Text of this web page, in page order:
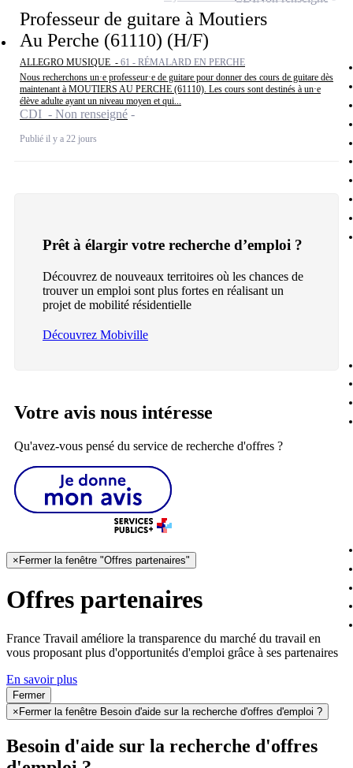
Professeur de guitare à Moutiers
Au Perche (61110) (H/F)
ALLEGRO MUSIQUE - 61 - RÉMALARD EN PERCHE
Nous recherchons un·e professeur·e de guitare pour donner des cours de guitare dès
maintenant à MOUTIERS AU PERCHE (61110). Les cours sont destinés à un·e
élève adulte ayant un niveau moyen et qui...
CDI - Non renseigné
Publié il y a 22 jours
Prêt à élargir votre recherche d’emploi ?
Découvrez de nouveaux territoires où les chances de
trouver un emploi sont plus fortes en réalisant un
projet de mobilité résidentielle
Découvrez Mobiville
Votre avis nous intéresse
Qu'avez-vous pensé du service de recherche d'offres ?
× Fermer la fenêtre "Offres partenaires"
Offres partenaires
France Travail améliore la transparence du marché du travail en
vous proposant plus d'opportunités d'emploi grâce à ses partenaires
En savoir plus
Fermer
× Fermer la fenêtre Besoin d'aide sur la recherche d'offres d'emploi ?
Besoin d'aide sur la recherche d'offres